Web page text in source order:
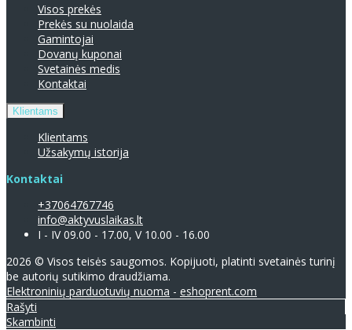
Visos prekės
Prekės su nuolaida
Gamintojai
Dovanų kuponai
Svetainės medis
Kontaktai
Klientams
Klientams
Užsakymų istorija
Kontaktai
+37064767746
info@aktyvuslaikas.lt
I - IV 09.00 - 17.00, V 10.00 - 16.00
2026 © Visos teisės saugomos. Kopijuoti, platinti svetainės turinį
be autorių sutikimo draudžiama.
Elektroninių parduotuvių nuoma - eshoprent.com
Rašyti
Skambinti